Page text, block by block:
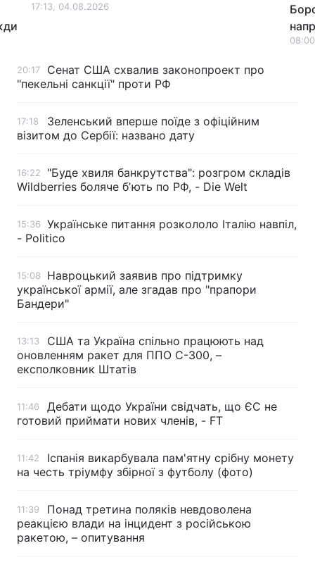
17:13, 04.08.2026
20:17
Сенат США схвалив законопроект про
"пекельні санкції" проти РФ
17:18
Зеленський вперше поїде з офіційним
візитом до Сербії: названо дату
16:22
"Буде хвиля банкрутства": розгром складів
Wildberries боляче бʼють по РФ, - Die Welt
15:36
Українське питання розкололо Італію навпіл,
- Politico
15:08
Навроцький заявив про підтримку
української армії, але згадав про "прапори
Бандери"
13:13
США та Україна спільно працюють над
оновленням ракет для ППО С-300, –
експолковник Штатів
11:46
Дебати щодо України свідчать, що ЄС не
готовий приймати нових членів, - FT
11:42
Іспанія викарбувала пам'ятну срібну монету
на честь тріумфу збірної з футболу (фото)
11:39
Понад третина поляків невдоволена
реакцією влади на інцидент з російською
ракетою, – опитування